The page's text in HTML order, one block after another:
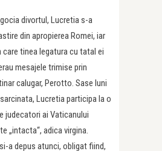
divortul, Lucretia s-a
din apropierea Romei, iar
care tinea legatura cu tatal ei
mesajele trimise prin
calugar, Perotto. Sase luni
Lucretia participa la o
judecatori ai Vaticanului
„intacta“, adica virgina.
a depus atunci, obligat fiind,